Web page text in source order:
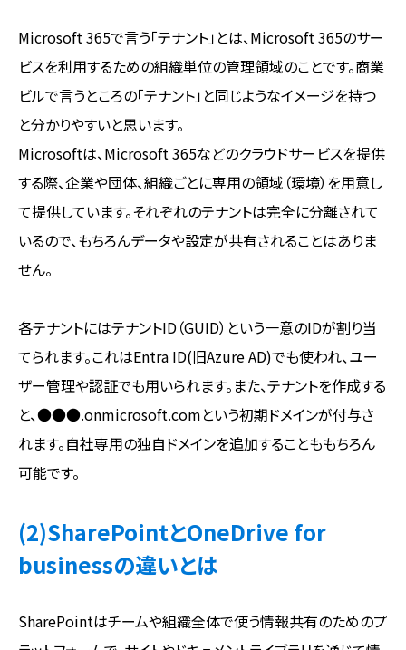
Microsoft 365で言う「テナント」とは、Microsoft 365のサー
ビスを利用するための組織単位の管理領域のことです。商業
ビルで言うところの「テナント」と同じようなイメージを持つ
と分かりやすいと思います。
Microsoftは、Microsoft 365などのクラウドサービスを提供
する際、企業や団体、組織ごとに専用の領域（環境）を用意し
て提供しています。それぞれのテナントは完全に分離されて
いるので、もちろんデータや設定が共有されることはありま
せん。
各テナントにはテナントID（GUID）という一意のIDが割り当
てられます。これはEntra ID(旧Azure AD)でも使われ、ユー
ザー管理や認証でも用いられます。また、テナントを作成する
と、●●●.onmicrosoft.comという初期ドメインが付与さ
れます。自社専用の独自ドメインを追加することももちろん
可能です。
(2)SharePointとOneDrive for
businessの違いとは
SharePointはチームや組織全体で使う情報共有のためのプ